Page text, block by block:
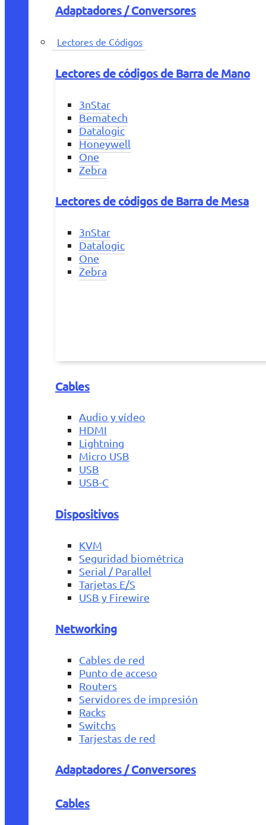
Adaptadores / Conversores
Lectores de Códigos
Lectores de códigos de Barra de Mano
3nStar
Bematech
Datalogic
Honeywell
One
Zebra
Lectores de códigos de Barra de Mesa
3nStar
Datalogic
One
Zebra
Cables
Audio y vídeo
HDMI
Lightning
Micro USB
USB
USB-C
Dispositivos
KVM
Seguridad biométrica
Serial / Parallel
Tarjetas E/S
USB y Firewire
Networking
Cables de red
Punto de acceso
Routers
Servidores de impresión
Racks
Switchs
Tarjestas de red
Adaptadores / Conversores
Cables